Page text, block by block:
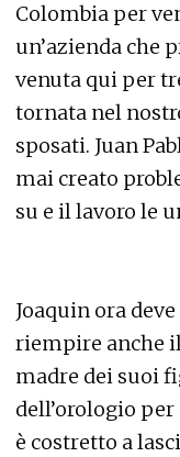
Colombia per
un’azienda che
venuta qui per
tornata nel
sposati. Juan
mai creato
su e il lavoro le
Joaquin ora
riempire anche
madre dei suoi
dell’orologio
è costretto a